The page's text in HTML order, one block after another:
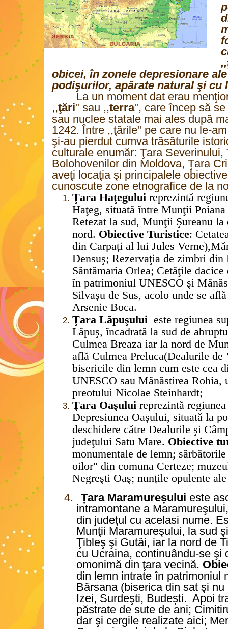
,,
obicei, în zonele depresionare
podişurilor, apărate natural şi cu
La un moment dat erau
,,ţări" sau ,,terra", care încep să
sau nuclee statale mai ales după
1242. Între ,,ţările" pe care nu le-
şi-au pierdut cumva trăsăturile
culturale enumăr: Ţara
Bolohovenilor din Moldova, Ţara
aveţi locaţia şi principalele
cunoscute zone etnografice de la
Ţara Haţegului reprezintă
Haţeg, situată între Munţii
Retezat la sud, Munţii Şureanu
nord. Obiective Turistice:
din Carpați al lui Jules
Densuş; Rezervaţia de zimbri
Sântămaria Orlea; Cetăţile
în patrimoniul UNESCO şi
Silvaşu de Sus, acolo unde se
Arsenie Boca.
Ţara Lăpuşului este regiunea
Lăpuş, încadrată la sud de
Culmea Breaza iar la nord de
află Culmea Preluca(Dealurile
bisericile din lemn cum este cea
UNESCO sau Mânăstirea Rohia,
preotului Nicolae Steinhardt;
Ţara Oaşului reprezintă
Depresiunea Oaşului, situată la
deschidere către Dealurile şi
judeţului Satu Mare. Obiective
monumentale de lemn;
oilor" din comuna Certeze;
Negreşti Oaş; nunțile opulente
4. Țara Maramureșului este
intramontane a
din județul cu acelasi nume.
Munţii Maramureşului, la sud
Ţibleş şi Gutâi, iar la nord de
cu Ucraina, continuându-se şi
omonimă din ţara vecină.
din lemn intrate în patrimoniul
Bârsana (biserica din sat şi
Izei, Surdeşti, Budești. Apoi
păstrate de sute de ani;
dar şi cergile realizate aici;